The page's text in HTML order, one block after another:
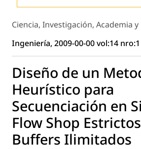
Ciencia, Investigación, Academia
Ingeniería, 2009-00-00 vol:14
Diseño de un
Heurístico para
Secuenciación en
Flow Shop
Buffers Ilimitados